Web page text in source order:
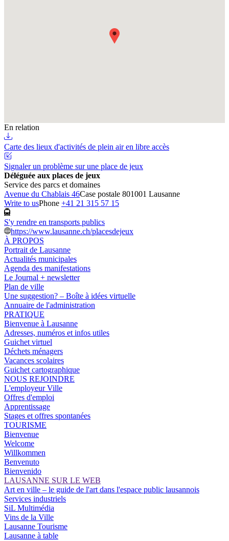
En relation
Carte des lieux d'activités de plein air en libre accès
Signaler un problème sur une place de jeux
Déléguée aux places de jeux
Service des parcs et domaines
Avenue du Chablais 46Case postale 801001 Lausanne
Write to usPhone +41 21 315 57 15
S'y rendre en transports publics
https://www.lausanne.ch/placesdejeux
À PROPOS
Portrait de Lausanne
Actualités municipales
Agenda des manifestations
Le Journal + newsletter
Plan de ville
Une suggestion? – Boîte à idées virtuelle
Annuaire de l'administration
PRATIQUE
Bienvenue à Lausanne
Adresses, numéros et infos utiles
Guichet virtuel
Déchets ménagers
Vacances scolaires
Guichet cartographique
NOUS REJOINDRE
L'employeur Ville
Offres d'emploi
Apprentissage
Stages et offres spontanées
TOURISME
Bienvenue
Welcome
Willkommen
Benvenuto
Bienvenido
LAUSANNE SUR LE WEB
Art en ville – le guide de l'art dans l'espace public lausannois
Services industriels
SiL Multimédia
Vins de la Ville
Lausanne Tourisme
Lausanne à table